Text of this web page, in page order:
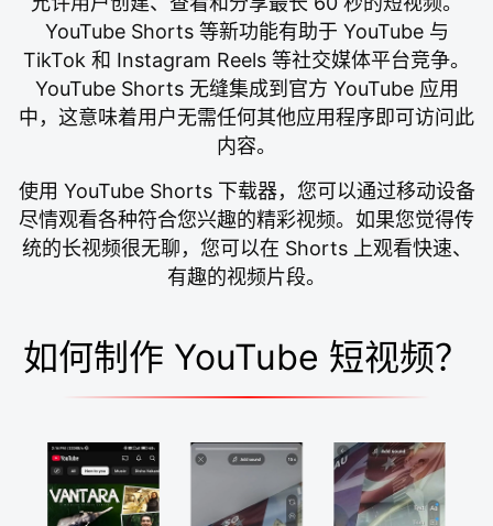
YouTube Shorts 等新功能有助于 YouTube 与
TikTok 和 Instagram Reels 等社交媒体平台竞争。
YouTube Shorts 无缝集成到官方 YouTube 应用
中，这意味着用户无需任何其他应用程序即可访问此
内容。
使用 YouTube Shorts 下载器，您可以通过移动设备
尽情观看各种符合您兴趣的精彩视频。如果您觉得传
统的长视频很无聊，您可以在 Shorts 上观看快速、
有趣的视频片段。
如何制作 YouTube 短视频？